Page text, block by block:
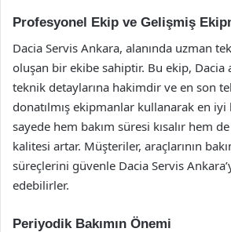
Profesyonel Ekip ve Gelişmiş
Dacia Servis Ankara, alanında uzman
oluşan bir ekibe sahiptir. Bu ekip, Dacia
teknik detaylarına hakimdir ve en son
donatılmış ekipmanlar kullanarak en iyi
sayede hem bakım süresi kısalır hem
kalitesi artar. Müşteriler, araçlarının
süreçlerini güvenle Dacia Servis
edebilirler.
Periyodik Bakımın Önemi